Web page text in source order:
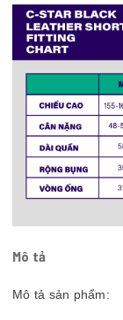
Mô tả
Mô tả sản phẩm: